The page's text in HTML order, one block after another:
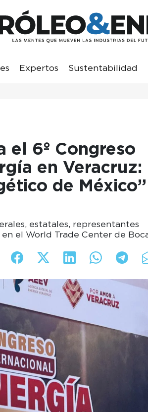
Expertos Sustentabilidad
el 6º Congreso
en Veracruz:
de México”
estatales, representantes
el World Trade Center de